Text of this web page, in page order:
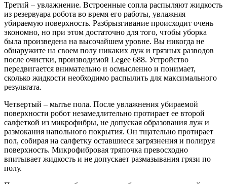
Третий – увлажнение. Встроенные сопла распыляют жидкость
из резервуара робота во время его работы, увлажняя
убираемую поверхность. Разбрызгивание происходит очень
экономно, но при этом достаточно для того, чтобы уборка
была произведена на высочайшем уровне. Вы никогда не
обнаружите на своем полу никаких луж и грязных разводов
после очистки, производимой Legee 688. Устройство
передвигается внимательно и осмысленно и понимает,
сколько жидкости необходимо распылить для максимального
результата.
Четвертый – мытье пола. После увлажнения убираемой
поверхности робот незамедлительно протирает ее второй
салфеткой из микрофибры, не допуская образования луж и
размокания напольного покрытия. Он тщательно протирает
пол, собирая на салфетку оставшиеся загрязнения и полируя
поверхность. Микрофибровая тряпочка превосходно
впитывает жидкость и не допускает размазывания грязи по
полу.